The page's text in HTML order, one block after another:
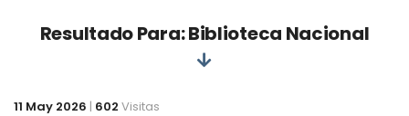
Resultado Para: Biblioteca Nacional
11 May 2026 | 602 Visitas